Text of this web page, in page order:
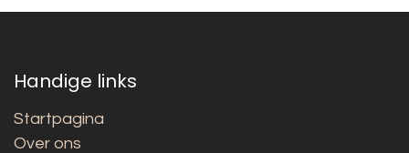
Handige links
Startpagina
Over ons